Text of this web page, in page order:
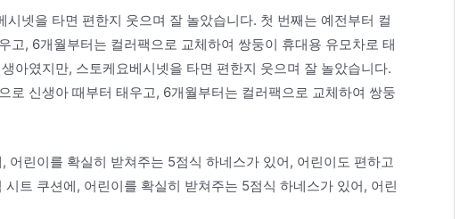
넷을 타면 편한지 웃으며 잘 놀았습니다. 첫 번째는 예전부터 컬
고, 6개월부터는 컬러팩으로 교체하여 쌍둥이 휴대용 유모차로 태
아였지만, 스토케요베시넷을 타면 편한지 웃으며 잘 놀았습니다.
로 신생아 때부터 태우고, 6개월부터는 컬러팩으로 교체하여 쌍둥
린이를 확실히 받쳐주는 5점식 하네스가 있어, 어린이도 편하고
트 쿠션에, 어린이를 확실히 받쳐주는 5점식 하네스가 있어, 어린